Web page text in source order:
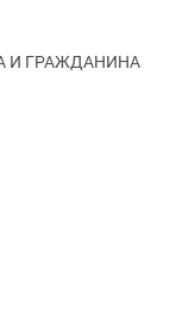
И ГРАЖДАНИНА